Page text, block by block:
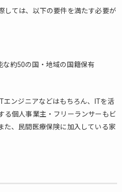
しては、以下の要件を満たす必要が
な約50の国・地域の国籍保有
エンジニアなどはもちろん、ITを活
る個人事業主・フリーランサーもビ
た、民間医療保険に加入している家